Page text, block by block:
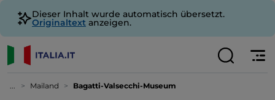
Dieser Inhalt wurde automatisch übersetzt.
Originaltext anzeigen.
... Mailand Bagatti-Valsecchi-Museum